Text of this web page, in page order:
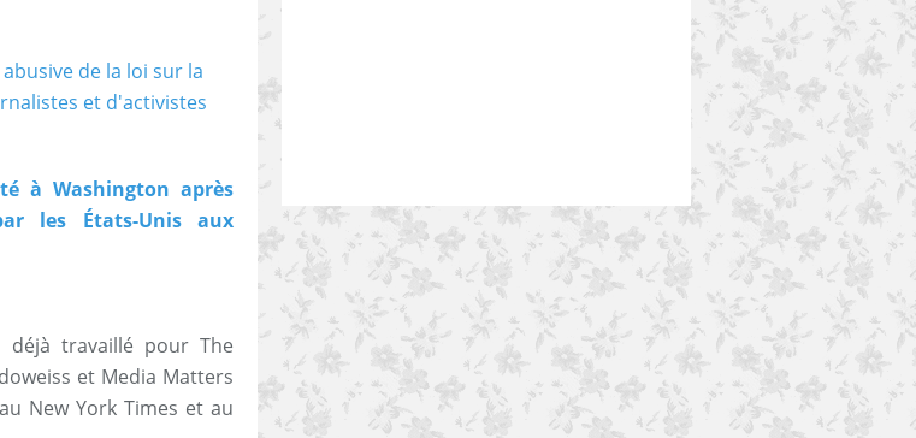
à Washington après
les États-Unis aux
déjà travaillé pour The
et Media Matters
New York Times et au